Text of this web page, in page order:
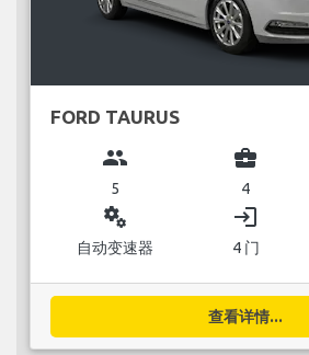
FORD TAURUS
group
5
business_center
4
miscellaneous_services
自动变速器
login
4 门
查看详情...